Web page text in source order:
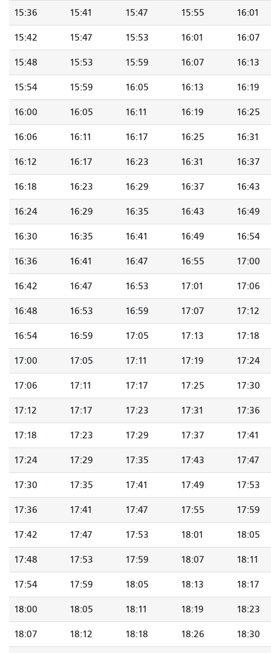
15:36 15:41 15:47 15:55 16:01
15:42 15:47 15:53 16:01 16:07
15:48 15:53 15:59 16:07 16:13
15:54 15:59 16:05 16:13 16:19
16:00 16:05 16:11 16:19 16:25
16:06 16:11 16:17 16:25 16:31
16:12 16:17 16:23 16:31 16:37
16:18 16:23 16:29 16:37 16:43
16:24 16:29 16:35 16:43 16:49
16:30 16:35 16:41 16:49 16:54
16:36 16:41 16:47 16:55 17:00
16:42 16:47 16:53 17:01 17:06
16:48 16:53 16:59 17:07 17:12
16:54 16:59 17:05 17:13 17:18
17:00 17:05 17:11 17:19 17:24
17:06 17:11 17:17 17:25 17:30
17:12 17:17 17:23 17:31 17:36
17:18 17:23 17:29 17:37 17:41
17:24 17:29 17:35 17:43 17:47
17:30 17:35 17:41 17:49 17:53
17:36 17:41 17:47 17:55 17:59
17:42 17:47 17:53 18:01 18:05
17:48 17:53 17:59 18:07 18:11
17:54 17:59 18:05 18:13 18:17
18:00 18:05 18:11 18:19 18:23
18:07 18:12 18:18 18:26 18:30